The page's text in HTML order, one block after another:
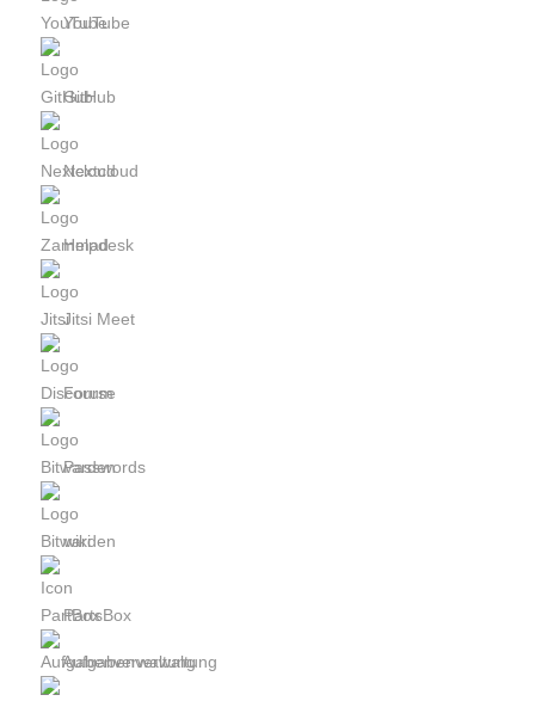
YouTube
GitHub
Nextcloud
Helpdesk
Jitsi Meet
Forum
Passwords
wiki
PartsBox
Aufgabenverwaltung